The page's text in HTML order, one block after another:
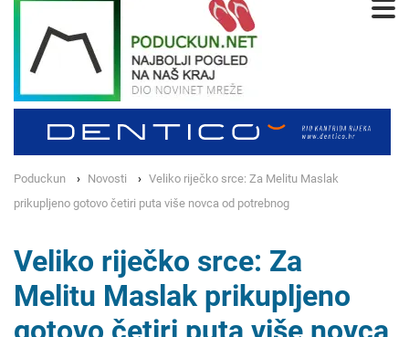
Poduckun Novosti
Veliko riječko srce: Za Melitu Maslak
prikupljeno gotovo četiri puta više novca od potrebnog
Veliko riječko srce: Za
Melitu Maslak prikupljeno